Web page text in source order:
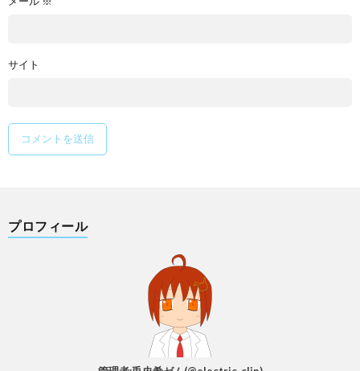
サイト
プロフィール